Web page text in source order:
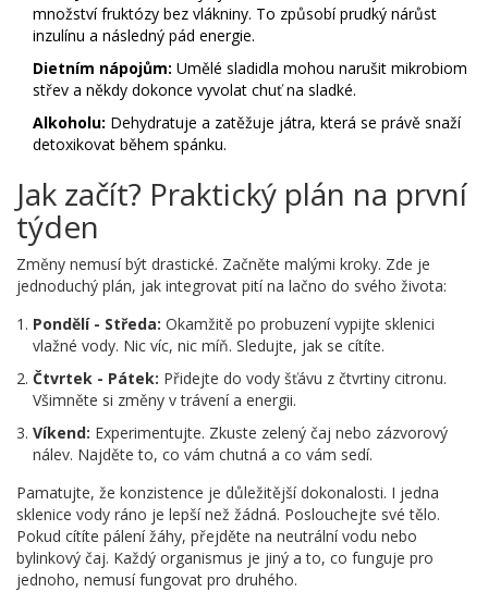
množství fruktózy bez vlákniny. To způsobí prudký nárůst
inzulínu a následný pád energie.
Dietním nápojům: Umělé sladidla mohou narušit mikrobiom
střev a někdy dokonce vyvolat chuť na sladké.
Alkoholu: Dehydratuje a zatěžuje játra, která se právě snaží
detoxikovat během spánku.
Jak začít? Praktický plán na první
týden
Změny nemusí být drastické. Začněte malými kroky. Zde je
jednoduchý plán, jak integrovat pití na lačno do svého života:
Pondělí - Středa: Okamžitě po probuzení vypijte sklenici
vlažné vody. Nic víc, nic míň. Sledujte, jak se cítíte.
Čtvrtek - Pátek: Přidejte do vody šťávu z čtvrtiny citronu.
Všimněte si změny v trávení a energii.
Víkend: Experimentujte. Zkuste zelený čaj nebo zázvorový
nálev. Najděte to, co vám chutná a co vám sedí.
Pamatujte, že konzistence je důležitější dokonalosti. I jedna
sklenice vody ráno je lepší než žádná. Poslouchejte své tělo.
Pokud cítíte pálení žáhy, přejděte na neutrální vodu nebo
bylinkový čaj. Každý organismus je jiný a to, co funguje pro
jednoho, nemusí fungovat pro druhého.